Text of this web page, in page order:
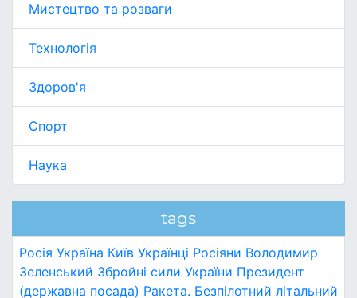
Мистецтво та розваги
Технологія
Здоров'я
Спорт
Наука
tags
Росія Україна Київ Українці Росіяни Володимир
Зеленський Збройні сили України Президент
(державна посада) Ракета. Безпілотний літальний